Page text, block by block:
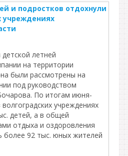
и подростков отдохнули
учреждениях
летней
на территории
были рассмотрены на
под руководством
По итогам июня-
учреждениях
детей, а в общей
отдыха и оздоровления
более 92 тыс. юных жителей